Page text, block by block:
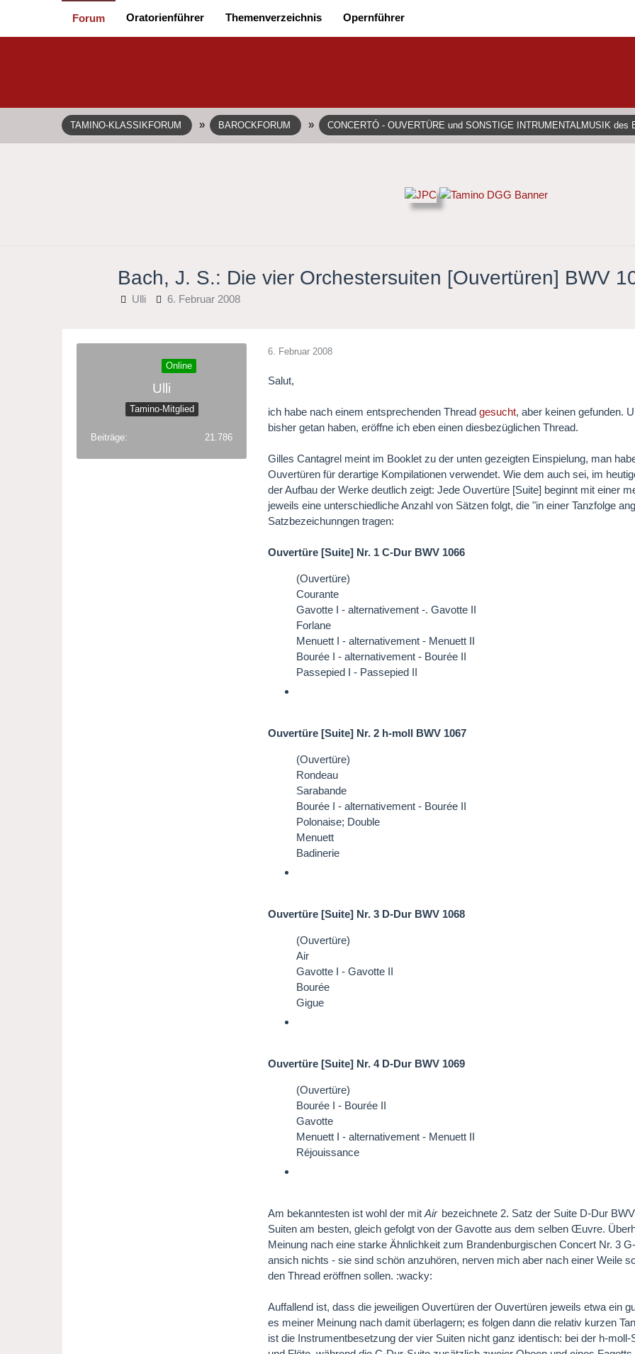
Forum Oratorienführer Themenverzeichnis Opernführer
TAMINO-KLASSIKFORUM » BAROCKFORUM » CONCERTÓ - OUVERTÜRE und SONSTIGE INTRUMENTALMUSIK des
Bach, J. S.: Die vier Orchestersuiten [Ouvertüren] BWV
Ulli 6. Februar 2008
Online
Ulli
Tamino-Mitglied
Beiträge 21.786
6. Februar 2008
Salut,
ich habe nach einem entsprechenden Threadgesucht, aber keinen gefunden.
bisher getan haben, eröffne ich eben einen diesbezüglichen Thread.
Gilles Cantagrel meint im Booklet zu der unten gezeigten Einspielung, man
Ouvertüren für derartige Kompilationen verwendet. Wie dem auch sei, im
der Aufbau der Werke deutlich zeigt: Jede Ouvertüre [Suite] beginnt mit einer
jeweils eine unterschiedliche Anzahl von Sätzen folgt, die "in einer Tanzfolge
Satzbezeichunngen tragen:
Ouvertüre [Suite] Nr. 1 C-Dur BWV 1066
(Ouvertüre)
Courante
Gavotte I - alternativement -. Gavotte II
Forlane
Menuett I - alternativement - Menuett II
Bourée I - alternativement - Bourée II
Passepied I - Passepied II
Ouvertüre [Suite] Nr. 2 h-moll BWV 1067
(Ouvertüre)
Rondeau
Sarabande
Bourée I - alternativement - Bourée II
Polonaise; Double
Menuett
Badinerie
Ouvertüre [Suite] Nr. 3 D-Dur BWV 1068
(Ouvertüre)
Air
Gavotte I - Gavotte II
Bourée
Gigue
Ouvertüre [Suite] Nr. 4 D-Dur BWV 1069
(Ouvertüre)
Bourée I - Bourée II
Gavotte
Menuett I - alternativement - Menuett II
Réjouissance
Am bekanntesten ist wohl der mitAir bezeichnete 2. Satz der Suite D-Dur
Suiten am besten, gleich gefolgt von der Gavotte aus dem selben Œuvre.
Meinung nach eine starke Ähnlichkeit zum Brandenburgischen Concert Nr. 3
ansich nichts - sie sind schön anzuhören, nerven mich aber nach einer Weile
den Thread eröffnen sollen. :wacky:
Auffallend ist, dass die jeweiligen Ouvertüren der Ouvertüren jeweils etwa ein
es meiner Meinung nach damit überlagern; es folgen dann die relativ kurzen
ist die Instrumentbesetzung der vier Suiten nicht ganz identisch: bei der h-